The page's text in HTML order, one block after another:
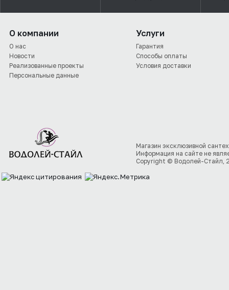
О компании
О нас
Новости
Реализованные проекты
Персональные данные
Услуги
Гарантия
Способы оплаты
Условия доставки
Магазин эксклюзивной
Информация на сайте не
Copyright © Водолей-Стайл,